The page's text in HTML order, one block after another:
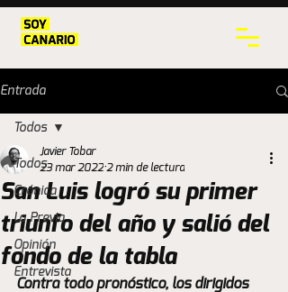
Entrada
Todos
Crónica
La Previa
Opinión
Entrevista
Todos
San Luis logró su primer
triunfo del año y salió del
fondo de la tabla
Javier Tobar
23 mar 2022 2 min de lectura
Contra todo pronóstico, los dirigidos